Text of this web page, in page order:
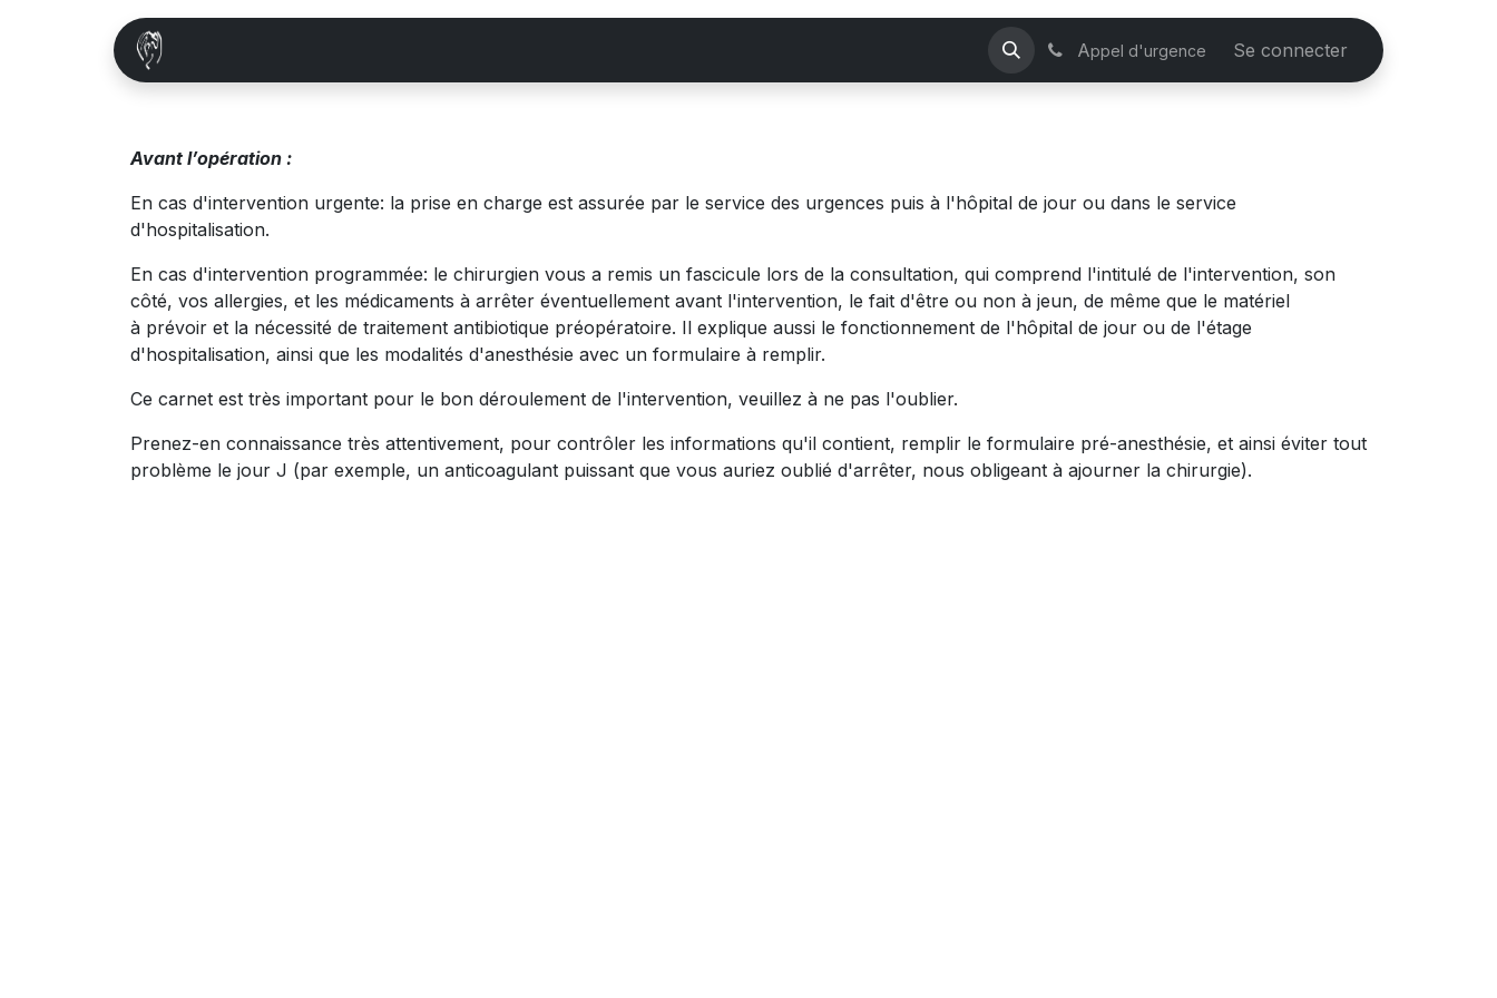
Se rendre au contenu
Contactez-nous
Appel d'urgence Se connecter
Avant l’opération :
En cas d'intervention urgente: la prise en charge est assurée par le service des urgences puis à l'hôpital de jour ou dans le service
d'hospitalisation.
En cas d'intervention programmée: le chirurgien vous a remis un fascicule lors de la consultation, qui comprend l'intitulé de l'intervention, son
côté, vos allergies, et les médicaments à arrêter éventuellement avant l'intervention, le fait d'être ou non à jeun, de même que le matériel
à prévoir et la nécessité de traitement antibiotique préopératoire. Il explique aussi le fonctionnement de l'hôpital de jour ou de l'étage
d'hospitalisation, ainsi que les modalités d'anesthésie avec un formulaire à remplir.
Ce carnet est très important pour le bon déroulement de l'intervention, veuillez à ne pas l'oublier.
Prenez-en connaissance très attentivement, pour contrôler les informations qu'il contient, remplir le formulaire pré-anesthésie, et ainsi éviter tout
problème le jour J (par exemple, un anticoagulant puissant que vous auriez oublié d'arrêter, nous obligeant à ajourner la chirurgie).